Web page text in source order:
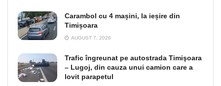
Carambol cu 4 mașini, la ieșire din
Timișoara
AUGUST 7, 2026
Trafic îngreunat pe autostrada Timişoara
– Lugoj, din cauza unui camion care a
lovit parapetul